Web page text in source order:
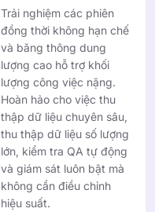
Trải nghiệm các phiên
đồng thời không hạn chế
và băng thông dung
lượng cao hỗ trợ khối
lượng công việc nặng.
Hoàn hảo cho việc thu
thập dữ liệu chuyên sâu,
thu thập dữ liệu số lượng
lớn, kiểm tra QA tự động
và giám sát luôn bật mà
không cần điều chỉnh
hiệu suất.